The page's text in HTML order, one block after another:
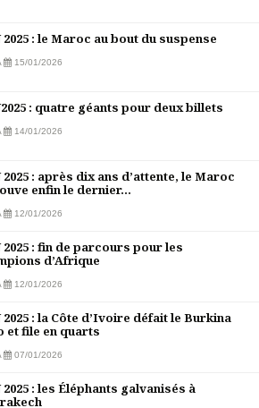
2025 : le Maroc au bout du suspense
15/01/2026
: quatre géants pour deux billets
14/01/2026
2025 : après dix ans d’attente, le Maroc
enfin le dernier...
12/01/2026
2025 : fin de parcours pour les
d’Afrique
12/01/2026
2025 : la Côte d’Ivoire défait le Burkina
et file en quarts
07/01/2026
2025 : les Éléphants galvanisés à